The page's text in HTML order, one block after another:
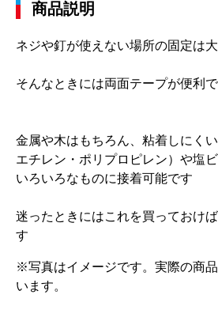
商品説明
ネジや釘が使えない場所の固定は
そんなときには両面テープが便利
金属や木はもちろん、粘着しにく
エチレン・ポリプロピレン）や塩ビ
いろいろなものに接着可能です
迷ったときにはこれを買っておけ
す
※写真はイメージです。実際の商
います。